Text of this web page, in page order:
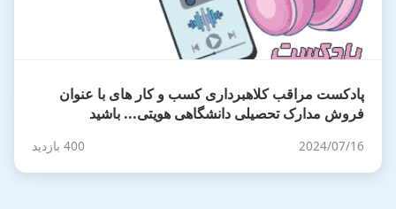
پادکست مراقب کلاهبرداری کسب و کار های با عنوان
فروش مدارک تحصیلی دانشگاهی هویتی... باشید
2024/07/16 400 بازدید